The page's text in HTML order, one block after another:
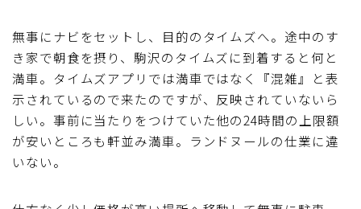
無事にナビをセットし、目的のタイムズへ。途中のす
き家で朝食を摂り、駒沢のタイムズに到着すると何と
満車。タイムズアプリでは満車ではなく『混雑』と表
示されているので来たのですが、反映されていないら
しい。事前に当たりをつけていた他の24時間の上限額
が安いところも軒並み満車。ランドヌールの仕業に違
いない。